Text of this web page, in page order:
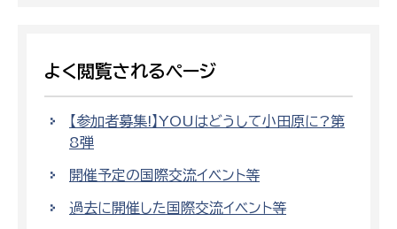
よく閲覧されるページ
【参加者募集!】YOUはどうして小田原に?第
8弾
開催予定の国際交流イベント等
過去に開催した国際交流イベント等